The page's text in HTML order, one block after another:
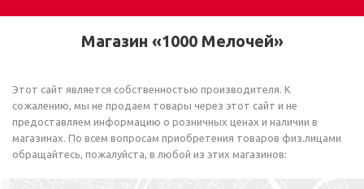
Магазин «1000 Мелочей»
Этот сайт является собственностью производителя. К
сожалению, мы не продаем товары через этот сайт и не
предоставляем информацию о розничных ценах и наличии в
магазинах. По всем вопросам приобретения товаров физ.лицами
обращайтесь, пожалуйста, в любой из этих магазинов: